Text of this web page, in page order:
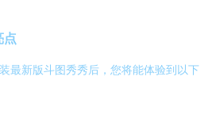
点
最新版斗图秀秀后，您将能体验到以下